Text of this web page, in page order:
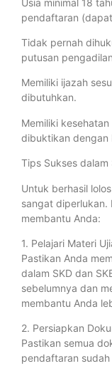
pendaftaran
Tidak pernah
putusan
Memiliki ijazah
dibutuhkan.
Memiliki
dibuktikan dengan
Tips Sukses dalam
Untuk berhasil
sangat
membantu Anda:
1. Pelajari Materi
Pastikan Anda
dalam SKD dan
sebelumnya dan
membantu Anda
2. Persiapkan
Pastikan semua
pendaftaran